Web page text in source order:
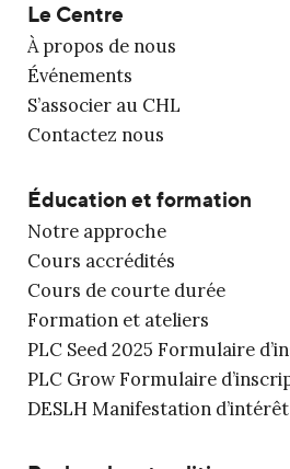
Le Centre
À propos de nous
Événements
S’associer au CHL
Contactez nous
Éducation et formation
Notre approche
Cours accrédités
Cours de courte durée
Formation et ateliers
PLC Seed 2025 Formulaire
PLC Grow Formulaire
DESLH Manifestation d’intérêt